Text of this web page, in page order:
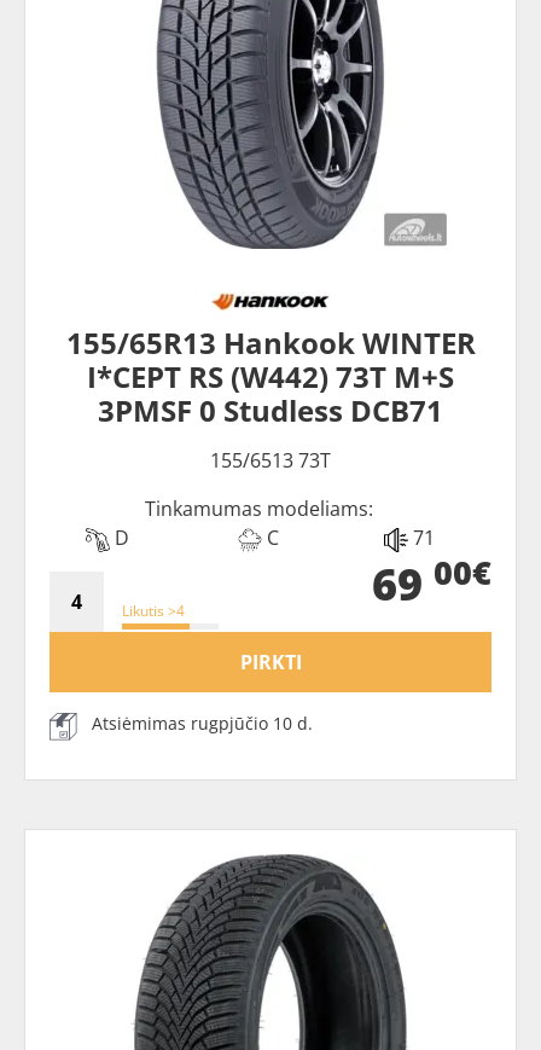
155/65R13 Hankook WINTER
I*CEPT RS (W442) 73T M+S
3PMSF 0 Studless DCB71
155/6513 73T
Tinkamumas modeliams:
D
C 71
Likutis >4 69 00€
PIRKTI
Atsiėmimas rugpjūčio 10 d.